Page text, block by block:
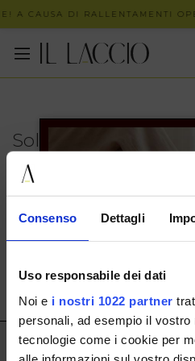
Consenso Dettagli
Uso responsabile dei dati
Noi e i nostri 1022 partner
personali, ad esempio il
tecnologie come i cookie per
A CAUSA DI RALLENTAMENTI
Solo in negozio
PUOI TROVARE QUESTO
NOSTRI PUNTI VENDITA:
customerservice@illaccio.it
IL